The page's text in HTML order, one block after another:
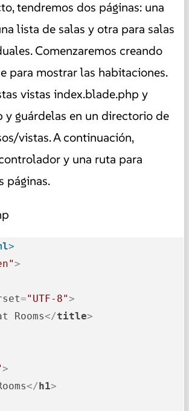
tendremos dos páginas: una
lista de salas y otra para salas
Comenzaremos creando
para mostrar las habitaciones.
vistas index.blade.php y
y guárdelas en un directorio de
vistas. A continuación,
y una ruta para
páginas.
>
>
="UTF-8">
Rooms</title>
>
</ h1>